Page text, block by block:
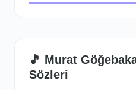
🎵 Murat
Sözleri